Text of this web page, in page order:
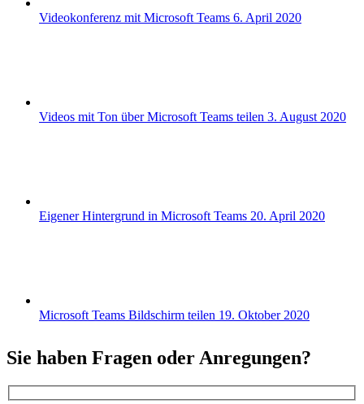
Videokonferenz mit Microsoft Teams 6. April 2020
Videos mit Ton über Microsoft Teams teilen 3. August 2020
Eigener Hintergrund in Microsoft Teams 20. April 2020
Microsoft Teams Bildschirm teilen 19. Oktober 2020
Sie haben Fragen oder Anregungen?